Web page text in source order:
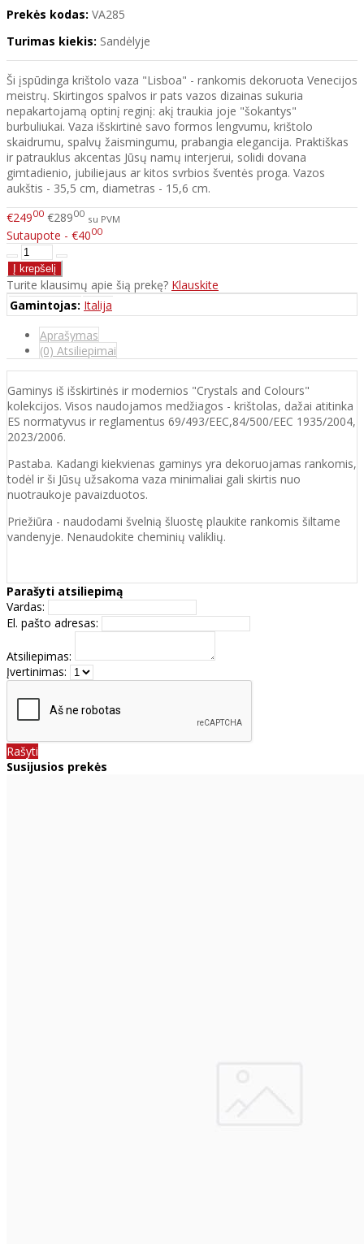
Prekės kodas: VA285
Turimas kiekis: Sandėlyje
Ši įspūdinga krištolo vaza "Lisboa" - rankomis dekoruota Venecijos
meistrų. Skirtingos spalvos ir pats vazos dizainas sukuria
nepakartojamą optinį reginį: akį traukia joje "šokantys"
burbuliukai. Vaza išskirtinė savo formos lengvumu, krištolo
skaidrumu, spalvų žaismingumu, prabangia elegancija. Praktiškas
ir patrauklus akcentas Jūsų namų interjerui, solidi dovana
gimtadienio, jubiliejaus ar kitos svrbios šventės proga. Vazos
aukštis - 35,5 cm, diametras - 15,6 cm.
€24900 €28900 su PVM
Sutaupote - €4000
Turite klausimų apie šią prekę? Klauskite
Gamintojas: Italija
Aprašymas
(0) Atsiliepimai
Gaminys iš išskirtinės ir modernios "Crystals and Colours"
kolekcijos. Visos naudojamos medžiagos - krištolas, dažai atitinka
ES normatyvus ir reglamentus 69/493/EEC,84/500/EEC 1935/2004,
2023/2006.
Pastaba. Kadangi kiekvienas gaminys yra dekoruojamas rankomis,
todėl ir ši Jūsų užsakoma vaza minimaliai gali skirtis nuo
nuotraukoje pavaizduotos.
Priežiūra - naudodami švelnią šluostę plaukite rankomis šiltame
vandenyje. Nenaudokite cheminių valiklių.
Parašyti atsiliepimą
Vardas:
El. pašto adresas:
Atsiliepimas:
Įvertinimas:
Rašyti
Susijusios prekės